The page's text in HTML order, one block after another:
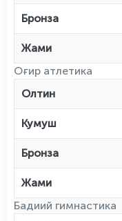
Бронза
Жами
Оғир атлетика
Олтин
Кумуш
Бронза
Жами
Бадиий гимнастика